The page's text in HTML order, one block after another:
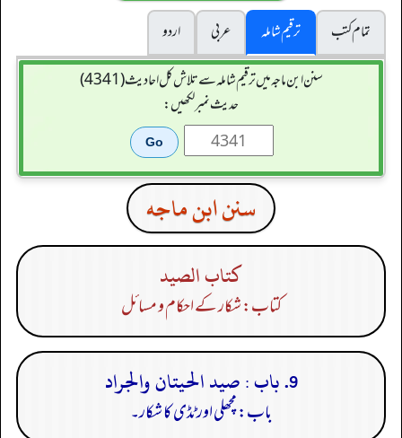
تمام کتب
ترقیم شاملہ عربی
اردو
سنن ابن ماجہ میں ترقیم شاملہ سے تلاش کل احادیث (4341)
حدیث نمبر لکھیں:
سنن ابن ماجه
كتاب الصيد
کتاب: شکار کے احکام و مسائل
9. باب : صيد الحيتان والجراد
باب: مچھلی اور ٹڈی کا شکار۔